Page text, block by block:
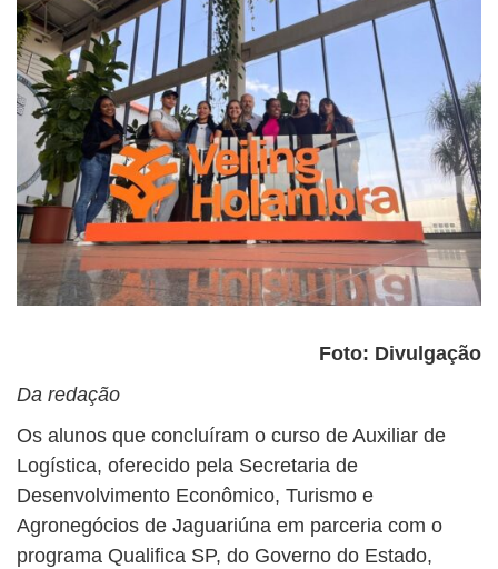
Foto: Divulgação
Da redação
Os alunos que concluíram o curso de Auxiliar de
Logística, oferecido pela Secretaria de
Desenvolvimento Econômico, Turismo e
Agronegócios de Jaguariúna em parceria com o
programa Qualifica SP, do Governo do Estado,